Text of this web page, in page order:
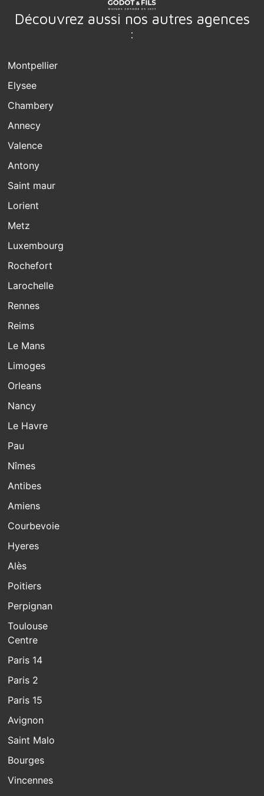
Découvrez aussi nos autres agences
:
Montpellier
Elysee
Chambery
Annecy
Valence
Antony
Saint maur
Lorient
Metz
Luxembourg
Rochefort
Larochelle
Rennes
Reims
Le Mans
Limoges
Orleans
Nancy
Le Havre
Pau
Nîmes
Antibes
Amiens
Courbevoie
Hyeres
Alès
Poitiers
Perpignan
Toulouse
Centre
Paris 14
Paris 2
Paris 15
Avignon
Saint Malo
Bourges
Vincennes